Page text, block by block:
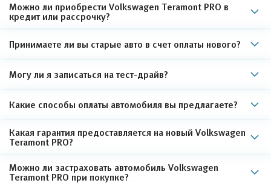
Можно ли приобрести Volkswagen Teramont PRO в
кредит или рассрочку?
Принимаете ли вы старые авто в счет оплаты нового?
Могу ли я записаться на тест-драйв?
Какие способы оплаты автомобиля вы предлагаете?
Какая гарантия предоставляется на новый Volkswagen
Teramont PRO?
Можно ли застраховать автомобиль Volkswagen
Teramont PRO при покупке?